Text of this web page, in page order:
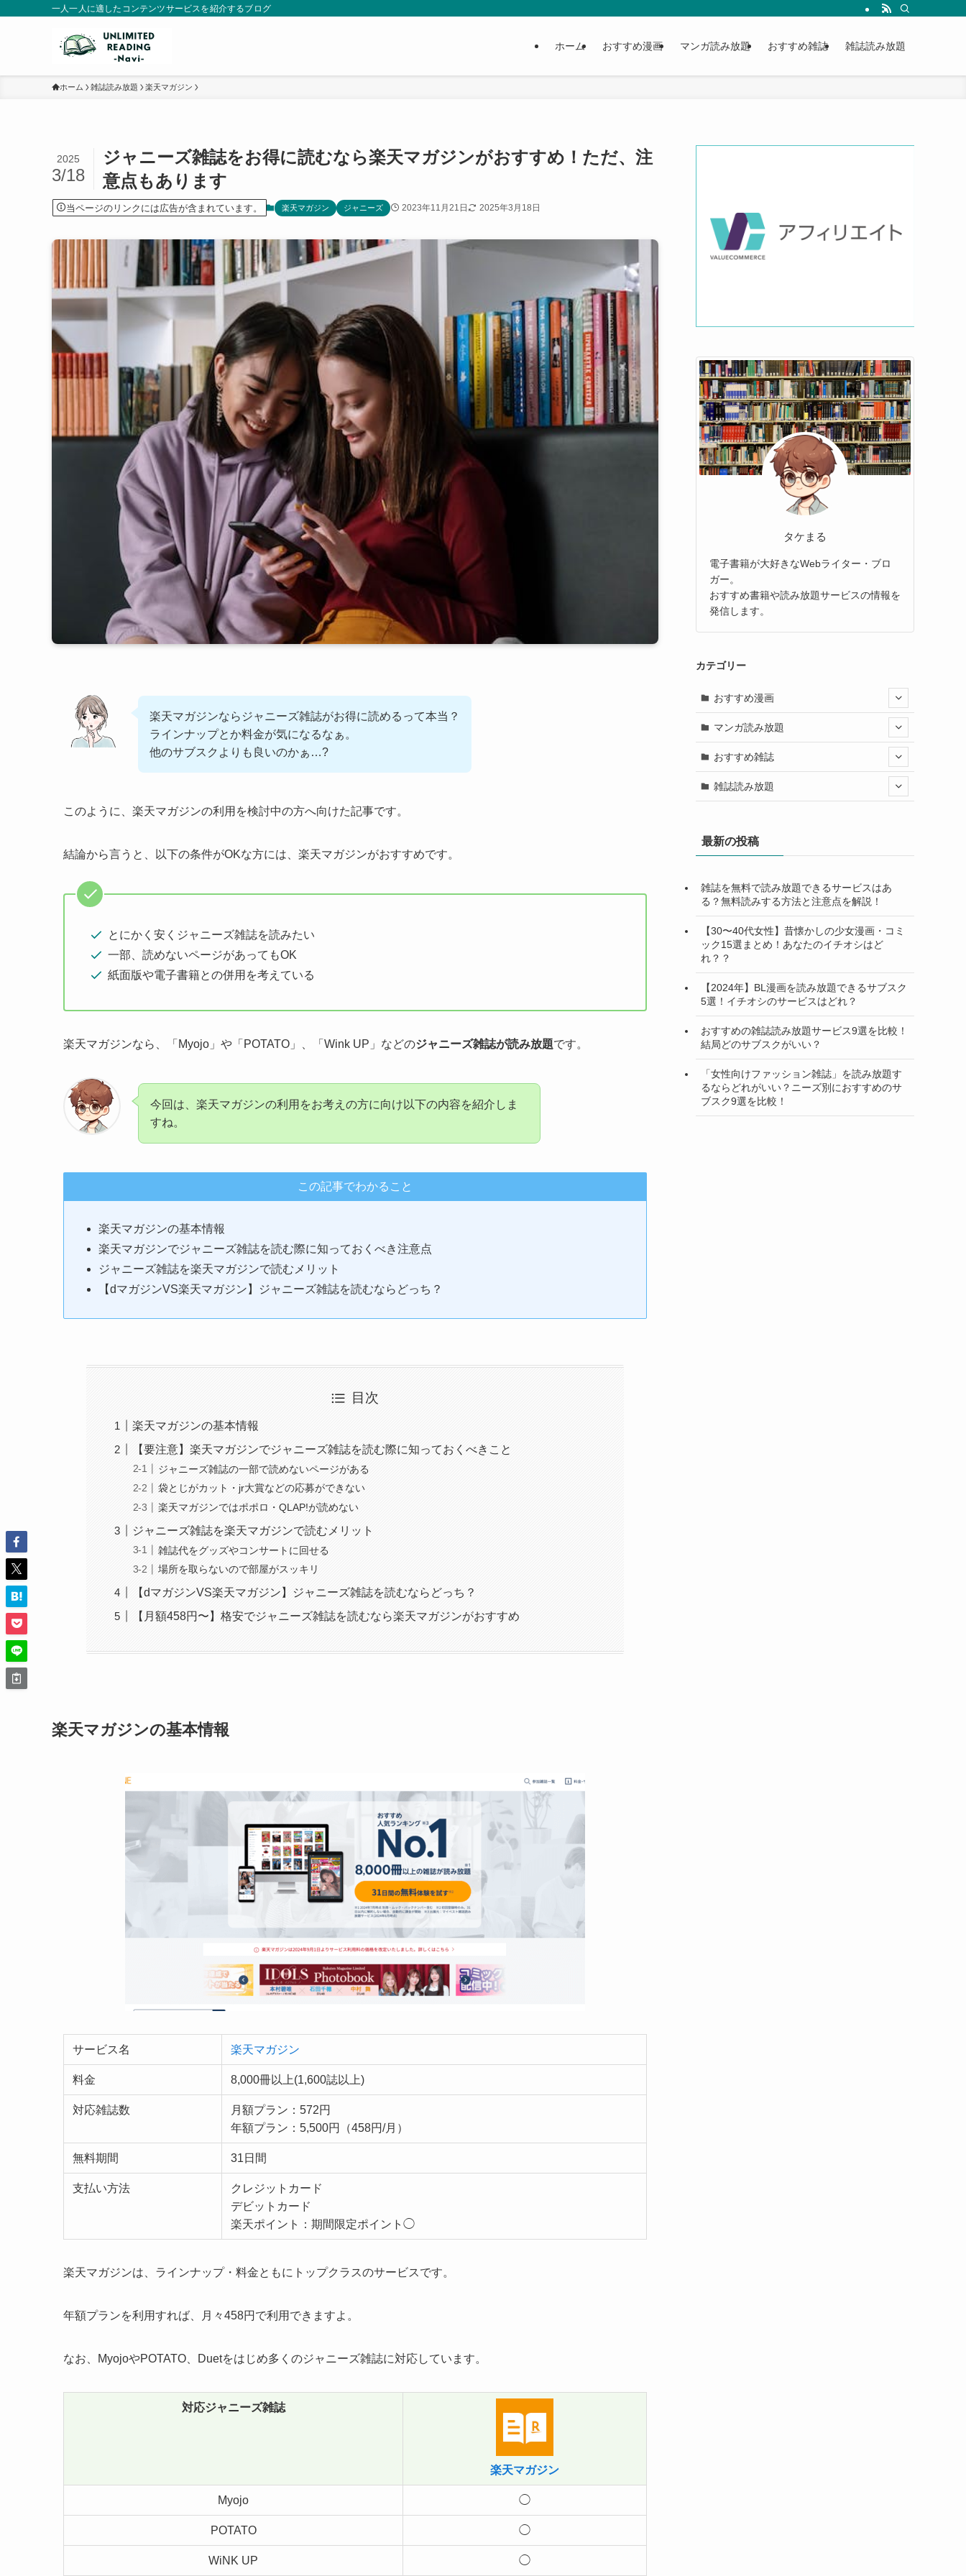
一人一人に適したコンテンツサービスを紹介するブログ
ホーム おすすめ漫画 マンガ読み放題 おすすめ雑誌 雑誌読み放題
ホーム 雑誌読み放題 楽天マガジン
ジャニーズ雑誌をお得に読むなら楽天マガジンがおすすめ！ただ、注
意点もあります
2025
3/18
当ページのリンクには広告が含まれています。 楽天マガジン ジャニーズ 2023年11月21日 2025年3月18日
楽天マガジンならジャニーズ雑誌がお得に読めるって本当？
ラインナップとか料金が気になるなぁ。
他のサブスクよりも良いのかぁ…?
このように、楽天マガジンの利用を検討中の方へ向けた記事です。
結論から言うと、 以下の条件がOKな方には、楽天マガジンがおすすめです。
とにかく安くジャニーズ雑誌を読みたい
一部、読めないページがあってもOK
紙面版や電子書籍との併用を考えている
楽天マガジンなら、「Myojo」や「POTATO」、「Wink UP」などのジャニーズ雑誌が読み放題です。
今回は、楽天マガジンの利用をお考えの方に向け以下の内容を紹介しま
すね。
この記事でわかること
楽天マガジンの基本情報
楽天マガジンでジャニーズ雑誌を読む際に知っておくべき注意点
ジャニーズ雑誌を楽天マガジンで読むメリット
【dマガジンVS楽天マガジン】ジャニーズ雑誌を読むならどっち？
目次
楽天マガジンの基本情報
【要注意】楽天マガジンでジャニーズ雑誌を読む際に知っておくべきこと
ジャニーズ雑誌の一部で読めないページがある
袋とじがカット・jr大賞などの応募ができない
楽天マガジンではポポロ・QLAP!が読めない
ジャニーズ雑誌を楽天マガジンで読むメリット
雑誌代をグッズやコンサートに回せる
場所を取らないので部屋がスッキリ
【dマガジンVS楽天マガジン】ジャニーズ雑誌を読むならどっち？
【月額458円〜】格安でジャニーズ雑誌を読むなら楽天マガジンがおすすめ
楽天マガジンの基本情報
サービス名 楽天マガジン
料金 8,000冊以上(1,600誌以上)
対応雑誌数
月額プラン：572円
年額プラン：5,500円（458円/月）
無料期間 31日間
支払い方法
クレジットカード
デビットカード
楽天ポイント：期間限定ポイント◯
楽天マガジンは、 ラインナップ・料金ともにトップクラスのサービスです。
年額プランを利用すれば、 月々458円で利用できますよ。
なお、MyojoやPOTATO、Duetをはじめ多くのジャニーズ雑誌に対応しています。
対応ジャニーズ雑誌
楽天マガジン
Myojo ◯
POTATO ◯
WiNK UP ◯
タケまる
電子書籍が大好きなWebライター・ブロ
ガー。
おすすめ書籍や読み放題サービスの情報を
発信します。
カテゴリー
おすすめ漫画
マンガ読み放題
おすすめ雑誌
雑誌読み放題
最新の投稿
雑誌を無料で読み放題できるサービスはあ
る？無料読みする方法と注意点を解説！
【30〜40代女性】昔懐かしの少女漫画・コミ
ック15選まとめ！あなたのイチオシはど
れ？？
【2024年】BL漫画を読み放題できるサブスク
5選！イチオシのサービスはどれ？
おすすめの雑誌読み放題サービス9選を比較！
結局どのサブスクがいい？
「女性向けファッション雑誌」を読み放題す
るならどれがいい？ニーズ別におすすめのサ
ブスク9選を比較！